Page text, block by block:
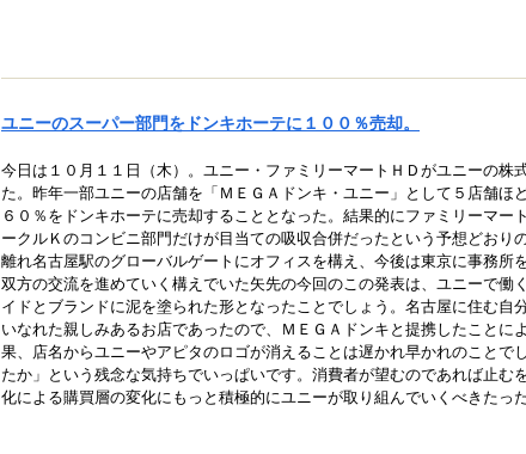
ユニーのスーパー部門をドンキホーテに１００％売却。
今日は１０月１１日（木）。ユニー・ファミリーマートＨＤがユニーの株
た。昨年一部ユニーの店舗を「ＭＥＧＡドンキ・ユニー」として５店舗
６０％をドンキホーテに売却することとなった。結果的にファミリーマ
ークルＫのコンビニ部門だけが目当ての吸収合併だったという予想どおり
離れ名古屋駅のグローバルゲートにオフィスを構え、今後は東京に事務所
双方の交流を進めていく構えでいた矢先の今回のこの発表は、ユニーで働
イドとブランドに泥を塗られた形となったことでしょう。名古屋に住む自
いなれた親しみあるお店であったので、ＭＥＧＡドンキと提携したこと
果、店名からユニーやアピタのロゴが消えることは遅かれ早かれのことで
たか」という残念な気持ちでいっぱいです。消費者が望むのであれば止
化による購買層の変化にもっと積極的にユニーが取り組んでいくべきたっ